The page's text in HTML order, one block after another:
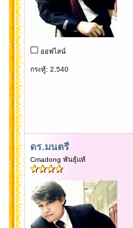
ออฟไลน์
กระทู้: 2,540
ดร.มนตรี
Cmadong พันธุ์แท้